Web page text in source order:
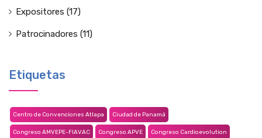
Expositores (17)
Patrocinadores (11)
Etiquetas
Centro de Convenciones Atlapa Ciudad de Panamá
Congreso AMVEPE-FIAVAC Congreso APVE Congreso Cardioevolution